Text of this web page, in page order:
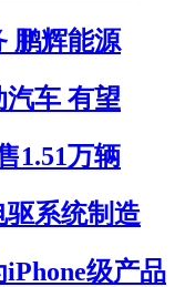
鹏辉能源
车 有望
1.51万辆
系统制造
级产品